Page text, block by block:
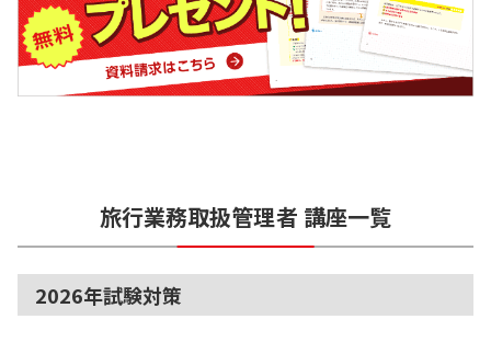
旅行業務取扱管理者 講座一覧
2026年試験対策